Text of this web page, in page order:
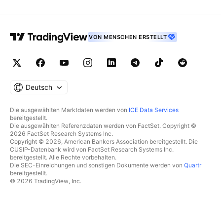
VON MENSCHEN ERSTELLT
Deutsch
Die ausgewählten Marktdaten werden von ICE Data Services
bereitgestellt.
Die ausgewählten Referenzdaten werden von FactSet. Copyright ©
2026 FactSet Research Systems Inc.
Copyright © 2026, American Bankers Association bereitgestellt. Die
CUSIP-Datenbank wird von FactSet Research Systems Inc.
bereitgestellt. Alle Rechte vorbehalten.
Die SEC-Einreichungen und sonstigen Dokumente werden von Quartr
bereitgestellt.
© 2026 TradingView, Inc.